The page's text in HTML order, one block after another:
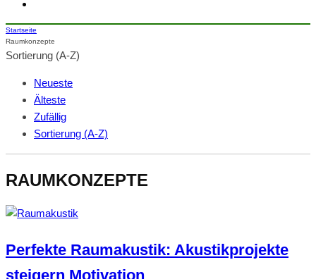
Startseite
Raumkonzepte
Sortierung (A-Z)
Neueste
Älteste
Zufällig
Sortierung (A-Z)
RAUMKONZEPTE
Perfekte Raumakustik: Akustikprojekte
steigern Motivation